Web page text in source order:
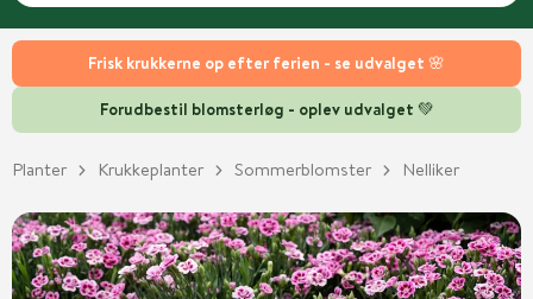
Frisk krukkerne op efter ferien - se udvalget 🌸
Forudbestil blomsterløg - oplev udvalget 💚
Planter Krukkeplanter Sommerblomster Nelliker